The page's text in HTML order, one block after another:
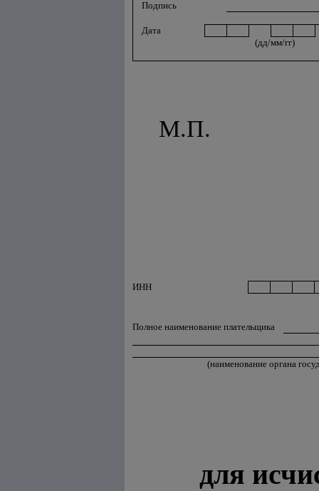
Подпись
Дата
(дд/мм/гг)
М.П.
ИНН
Полное наименование плательщика
(наименование органа
для